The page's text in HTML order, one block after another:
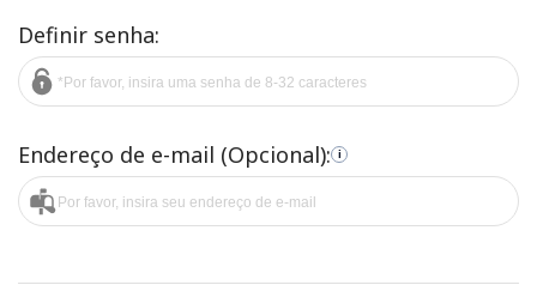
Definir senha:
Endereço de e-mail (Opcional): i